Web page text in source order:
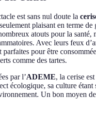
est sans nul doute la
plaisant en terme de
atouts pour la santé,
Avec leurs feux
parfaites pour être
comme des tartes.
par l’ADEME, la cerise
écologique, sa culture étant
Un bon moyen